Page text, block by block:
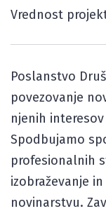
Vrednost
Poslanstvo
povezovanje
njenih
Spodbujamo
profesionalnih
izobraževanje
novinarstvu.